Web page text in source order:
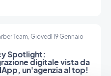
Team, Giovedì 19 Gennaio
Spotlight:
digitale vista da
un'agenzia al top!